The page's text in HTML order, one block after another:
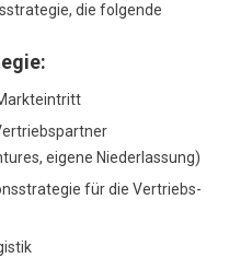
die folgende
eigene Niederlassung)
für die Vertriebs-